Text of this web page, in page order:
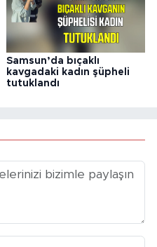
Samsun’da bıçaklı
kavgadaki kadın şüpheli
tutuklandı